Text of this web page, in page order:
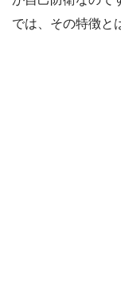
では、その特徴と